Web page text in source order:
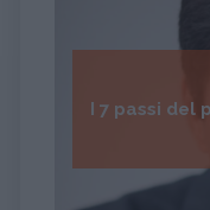
I 7 passi del